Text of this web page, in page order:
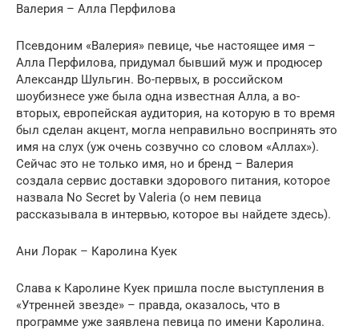
Валерия – Алла Перфилова
Псевдоним «Валерия» певице, чье настоящее имя –
Алла Перфилова, придумал бывший муж и продюсер
Александр Шульгин. Во-первых, в российском
шоубизнесе уже была одна известная Алла, а во-
вторых, европейская аудитория, на которую в то время
был сделан акцент, могла неправильно воспринять это
имя на слух (уж очень созвучно со словом «Аллах»).
Сейчас это не только имя, но и бренд – Валерия
создала сервис доставки здорового питания, которое
назвала No Secret by Valeria (о нем певица
рассказывала в интервью, которое вы найдете здесь).
Ани Лорак – Каролина Куек
Слава к Каролине Куек пришла после выступления в
«Утренней звезде» – правда, оказалось, что в
программе уже заявлена певица по имени Каролина.